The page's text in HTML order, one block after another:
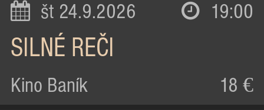
št 24.9.2026 19:00
SILNÉ REČI
Kino Baník 18 €